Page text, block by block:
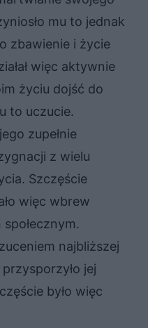
mu to jednak
zbawienie i życie
więc aktywnie
życiu dojść do
to uczucie.
zupełnie
z wielu
Szczęście
więc wbrew
najbliższej
jej
było więc